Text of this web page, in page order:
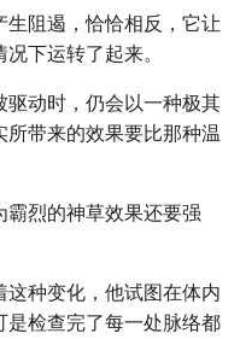
阻遏，恰恰相反，它让
下运转了起来。
动时，仍会以一种极其
带来的效果要比那种温
霸烈的神草效果还要强
种变化，他试图在体内
检查完了每一处脉络都